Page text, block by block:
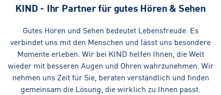
KIND - Ihr Partner für gutes Hören & Sehen
Gutes Hören und Sehen bedeutet Lebensfreude. Es
verbindet uns mit den Menschen und lässt uns besondere
Momente erleben. Wir bei KIND helfen Ihnen, die Welt
wieder mit besseren Augen und Ohren wahrzunehmen. Wir
nehmen uns Zeit für Sie, beraten verständlich und finden
gemeinsam die Lösung, die wirklich zu Ihnen passt.